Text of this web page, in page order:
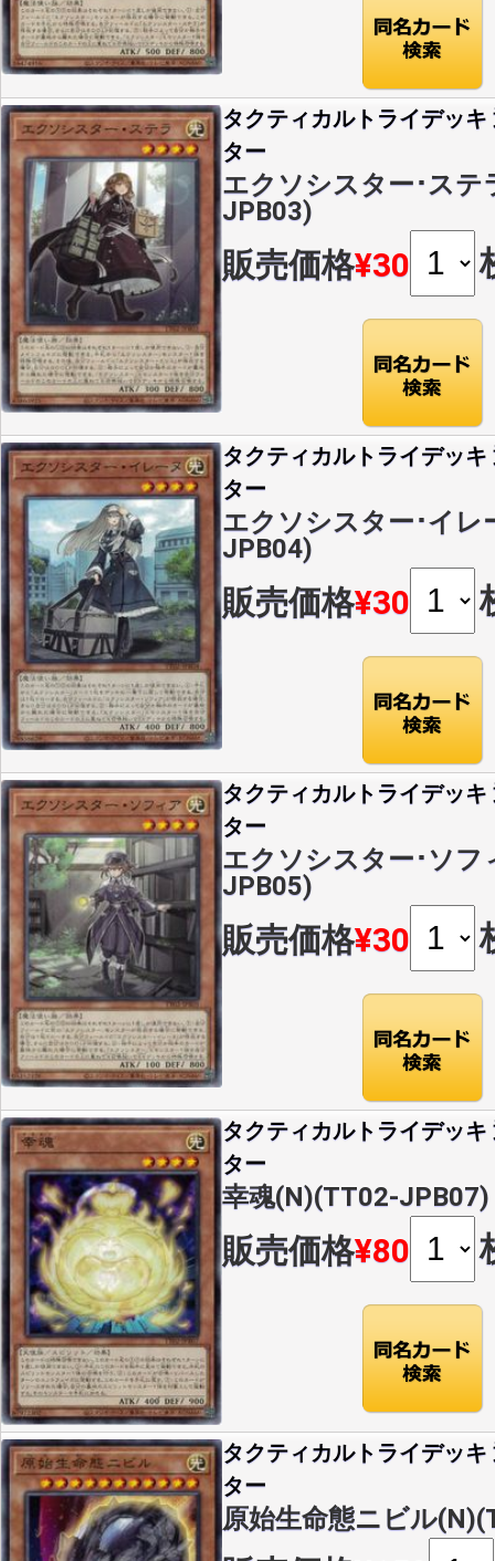
タクティカルトライデッ
ター
エクソシスター･ステ
JPB03)
販売価格¥30
タクティカルトライデッ
ター
エクソシスター･イレ
JPB04)
販売価格¥30
タクティカルトライデッ
ター
エクソシスター･ソ
JPB05)
販売価格¥30
タクティカルトライデッ
ター
幸魂(N)(TT02-JPB07)
販売価格¥80
タクティカルトライデッ
ター
原始生命態ニビル